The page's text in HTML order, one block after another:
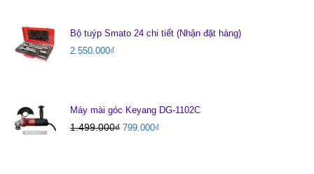
Bộ tuýp Smato 24 chi tiết (Nhận đặt hàng)
2.550.000₫
Máy mài góc Keyang DG-1102C
1.499.000₫ 799.000₫